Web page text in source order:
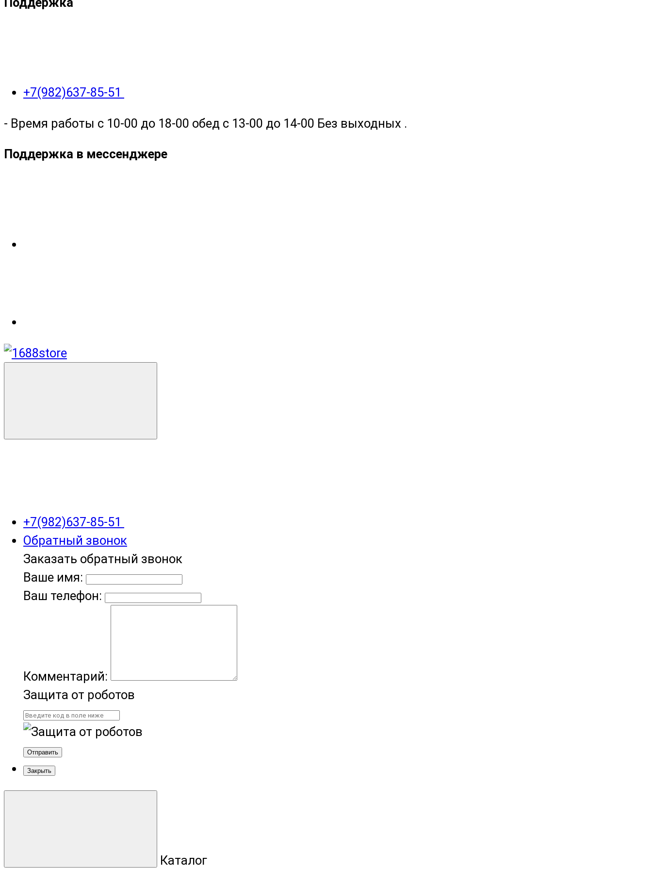
+7(982)637-85-51
- Время работы с 10-00 до 18-00 обед с 13-00 до 14-00 Без выходных .
Поддержка в мессенджере
+7(982)637-85-51
Обратный звонок
Заказать обратный звонок
Ваше имя:
Ваш телефон:
Комментарий:
Защита от роботов
Отправить
Закрыть
Каталог